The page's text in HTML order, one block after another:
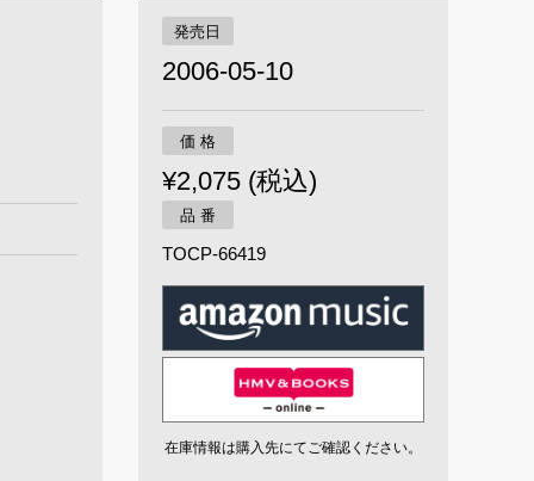
発売日
2006-05-10
価 格
¥2,075 (税込)
品 番
TOCP-66419
在庫情報は購入先にてご確認ください。